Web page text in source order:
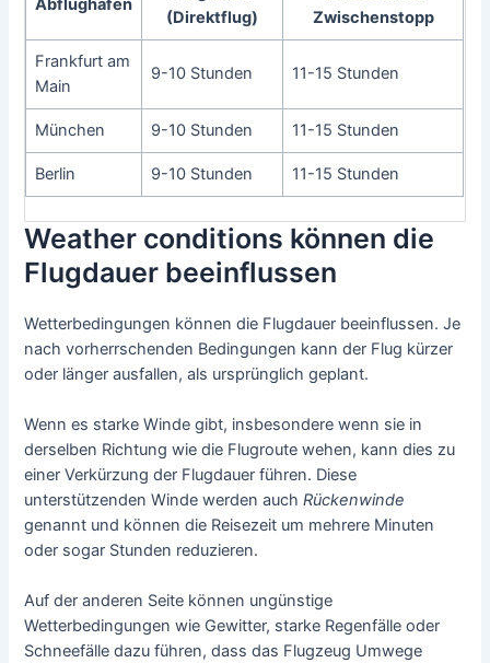
Abflughafen
(Direktflug)
Zwischenstopp
Frankfurt am
Main
9-10 Stunden 11-15 Stunden
München 9-10 Stunden 11-15 Stunden
Berlin 9-10 Stunden 11-15 Stunden
Weather conditions können die
Flugdauer beeinflussen
Wetterbedingungen können die Flugdauer beeinflussen. Je
nach vorherrschenden Bedingungen kann der Flug kürzer
oder länger ausfallen, als ursprünglich geplant.
Wenn es starke Winde gibt, insbesondere wenn sie in
derselben Richtung wie die Flugroute wehen, kann dies zu
einer Verkürzung der Flugdauer führen. Diese
unterstützenden Winde werden auchRückenwinde
genannt und können die Reisezeit um mehrere Minuten
oder sogar Stunden reduzieren.
Auf der anderen Seite können ungünstige
Wetterbedingungen wie Gewitter, starke Regenfälle oder
Schneefälle dazu führen, dass das Flugzeug Umwege